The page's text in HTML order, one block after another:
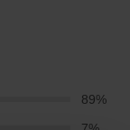
89%